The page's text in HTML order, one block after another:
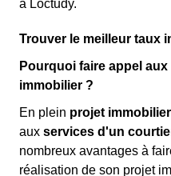
à Loctudy.
Trouver le meilleur taux
Pourquoi faire appel
immobilier ?
En plein projet immobilier
aux services d'un
nombreux avantages à
réalisation de son projet